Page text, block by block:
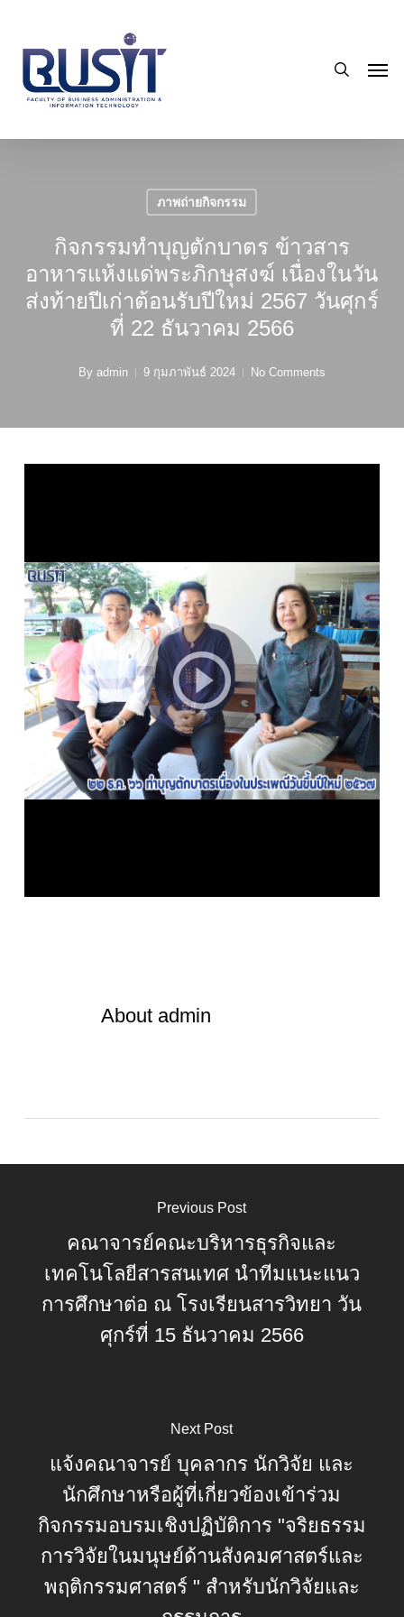
main
content
ภาพถ่ายกิจกรรม
กิจกรรมทำบุญตักบาตร ข้าวสาร
อาหารแห้งแด่พระภิกษุสงฆ์ เนื่องในวัน
ส่งท้ายปีเก่าต้อนรับปีใหม่ 2567 วันศุกร์
ที่ 22 ธันวาคม 2566
By admin 9 กุมภาพันธ์ 2024 No Comments
Aboutadmin
Previous Post
คณาจารย์คณะบริหารธุรกิจและ
เทคโนโลยีสารสนเทศ นำทีมแนะแนว
การศึกษาต่อ ณ โรงเรียนสารวิทยา วัน
ศุกร์ที่ 15 ธันวาคม 2566
Next Post
แจ้งคณาจารย์ บุคลากร นักวิจัย และ
นักศึกษาหรือผู้ที่เกี่ยวข้องเข้าร่วม
กิจกรรมอบรมเชิงปฏิบัติการ "จริยธรรม
การวิจัยในมนุษย์ด้านสังคมศาสตร์และ
พฤติกรรมศาสตร์ " สำหรับนักวิจัยและ